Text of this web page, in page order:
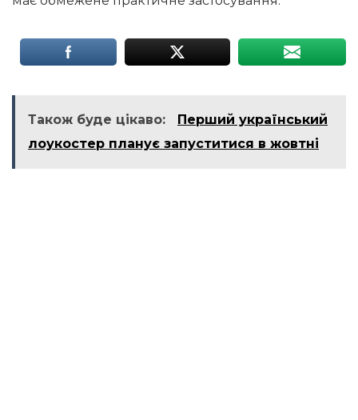
Також буде цікаво:
Перший український
лоукостер планує запуститися в жовтні